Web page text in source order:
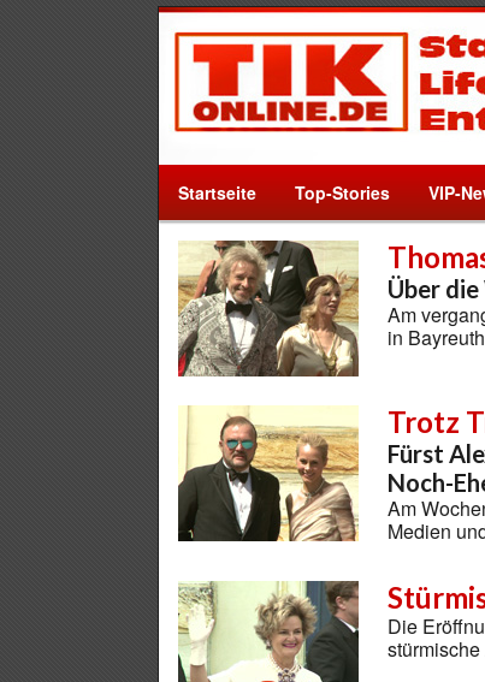
Startseite Top-Stories VIP-
Über
Am
in
Trotz
Fürst
Noch-
Am
Medien
Die